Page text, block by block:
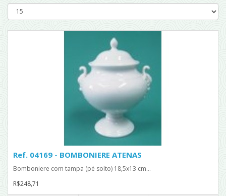
Ref. 04169 - BOMBONIERE ATENAS
Bomboniere com tampa (pé solto) 18,5x13 cm...
R$248,71